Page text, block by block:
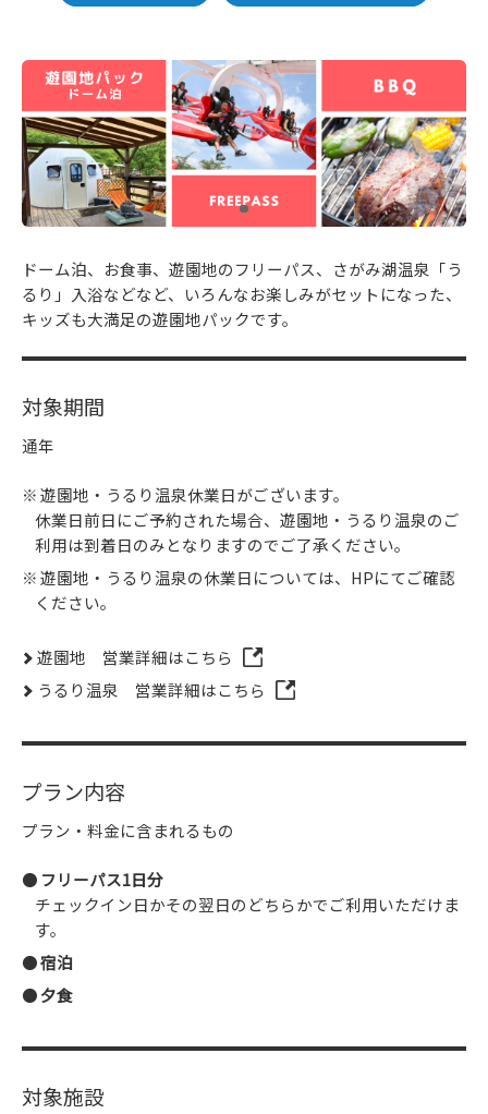
ドーム泊、お食事、遊園地のフリーパス、さがみ湖温泉「う
るり」入浴などなど、いろんなお楽しみがセットになった、
キッズも大満足の遊園地パックです。
対象期間
通年
遊園地・うるり温泉休業日がございます。
休業日前日にご予約された場合、遊園地・うるり温泉のご
利用は到着日のみとなりますのでご了承ください。
遊園地・うるり温泉の休業日については、HPにてご確認
ください。
遊園地 営業詳細はこちら
うるり温泉 営業詳細はこちら
プラン内容
プラン・料金に含まれるもの
フリーパス1日分
チェックイン日かその翌日のどちらかでご利用いただけま
す。
宿泊
夕食
対象施設